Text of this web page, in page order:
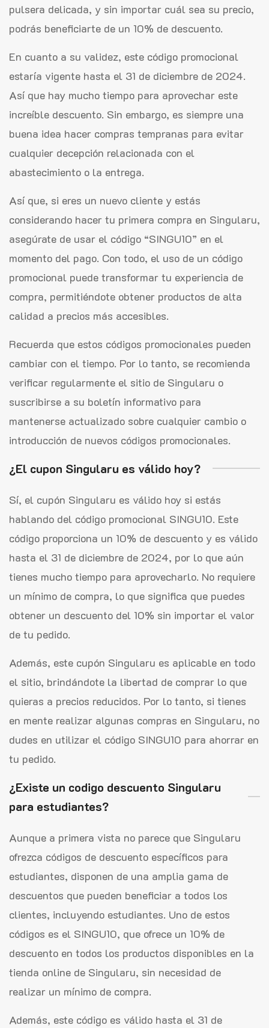
pulsera delicada, y sin importar cuál sea su precio,
podrás beneficiarte de un 10% de descuento.
En cuanto a su validez, este código promocional
estaría vigente hasta el 31 de diciembre de 2024.
Así que hay mucho tiempo para aprovechar este
increíble descuento. Sin embargo, es siempre una
buena idea hacer compras tempranas para evitar
cualquier decepción relacionada con el
abastecimiento o la entrega.
Así que, si eres un nuevo cliente y estás
considerando hacer tu primera compra en Singularu,
asegúrate de usar el código “SINGU10” en el
momento del pago. Con todo, el uso de un código
promocional puede transformar tu experiencia de
compra, permitiéndote obtener productos de alta
calidad a precios más accesibles.
Recuerda que estos códigos promocionales pueden
cambiar con el tiempo. Por lo tanto, se recomienda
verificar regularmente el sitio de Singularu o
suscribirse a su boletín informativo para
mantenerse actualizado sobre cualquier cambio o
introducción de nuevos códigos promocionales.
¿El cupon Singularu es válido hoy?
Sí, el cupón Singularu es válido hoy si estás
hablando del código promocional SINGU10. Este
código proporciona un 10% de descuento y es válido
hasta el 31 de diciembre de 2024, por lo que aún
tienes mucho tiempo para aprovecharlo. No requiere
un mínimo de compra, lo que significa que puedes
obtener un descuento del 10% sin importar el valor
de tu pedido.
Además, este cupón Singularu es aplicable en todo
el sitio, brindándote la libertad de comprar lo que
quieras a precios reducidos. Por lo tanto, si tienes
en mente realizar algunas compras en Singularu, no
dudes en utilizar el código SINGU10 para ahorrar en
tu pedido.
¿Existe un codigo descuento Singularu
para estudiantes?
Aunque a primera vista no parece que Singularu
ofrezca códigos de descuento específicos para
estudiantes, disponen de una amplia gama de
descuentos que pueden beneficiar a todos los
clientes, incluyendo estudiantes. Uno de estos
códigos es el SINGU10, que ofrece un 10% de
descuento en todos los productos disponibles en la
tienda online de Singularu, sin necesidad de
realizar un mínimo de compra.
Además, este código es válido hasta el 31 de